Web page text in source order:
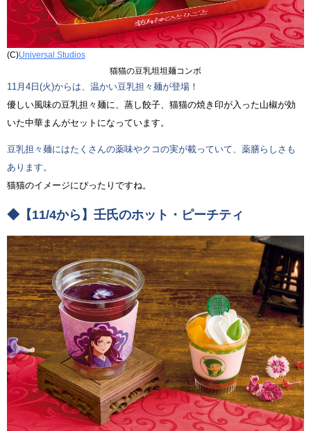
(C)Universal Studios
猫猫の豆乳坦坦麺コンボ
11月4日(火)からは、温かい豆乳担々麺が登場！
優しい風味の豆乳担々麺に、蒸し餃子、猫猫の焼き印が入った山椒が効
いた中華まんがセットになっています。
豆乳担々麺にはたくさんの薬味やクコの実が載っていて、薬膳らしさも
あります。
猫猫のイメージにぴったりですね。
◆【11/4から】壬氏のホット・ピーチティ